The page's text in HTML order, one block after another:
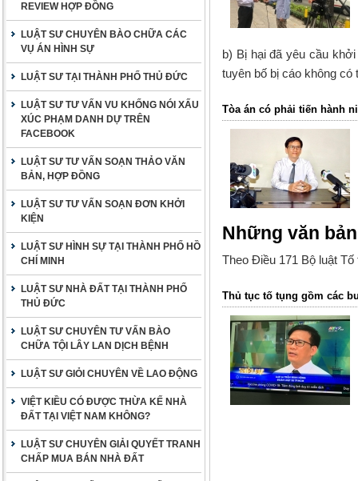
REVIEW HỢP ĐỒNG
LUẬT SƯ CHUYÊN BÀO CHỮA CÁC
VỤ ÁN HÌNH SỰ
LUẬT SƯ TẠI THÀNH PHỐ THỦ ĐỨC
LUẬT SƯ TƯ VẤN VU KHỐNG NÓI XẤU
XÚC PHẠM DANH DỰ TRÊN
FACEBOOK
LUẬT SƯ TƯ VẤN SOẠN THẢO VĂN
BẢN, HỢP ĐỒNG
LUẬT SƯ TƯ VẤN SOẠN ĐƠN KHỞI
KIỆN
LUẬT SƯ HÌNH SỰ TẠI THÀNH PHỐ HỒ
CHÍ MINH
LUẬT SƯ NHÀ ĐẤT TẠI THÀNH PHỐ
THỦ ĐỨC
LUẬT SƯ CHUYÊN TƯ VẤN BÀO
CHỮA TỘI LÂY LAN DỊCH BỆNH
LUẬT SƯ GIỎI CHUYÊN VỀ LAO ĐỘNG
VIỆT KIỀU CÓ ĐƯỢC THỪA KẾ NHÀ
ĐẤT TẠI VIỆT NAM KHÔNG?
LUẬT SƯ CHUYÊN GIẢI QUYẾT TRANH
CHẤP MUA BÁN NHÀ ĐẤT
b) Bị hại đã yêu cầu
tuyên bố bị cáo không
Tòa án có phải tiến hành
Những văn
Theo Điều 171 Bộ luật
Thủ tục tố tụng gồm các